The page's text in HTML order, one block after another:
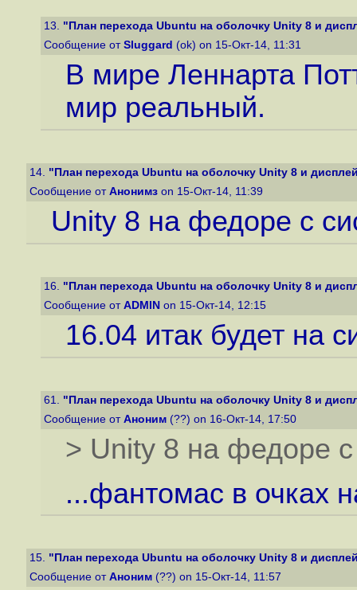
13. "План перехода Ubuntu на оболочку Unity 8 и
Сообщение от Sluggard (ok) on 15-Окт-14, 11:31
В мире Леннарта
мир реальный.
14. "План перехода Ubuntu на оболочку Unity 8 и
Сообщение от Анонимз on 15-Окт-14, 11:39
Unity 8 на федоре с
16. "План перехода Ubuntu на оболочку Unity 8 и
Сообщение от ADMIN on 15-Окт-14, 12:15
16.04 итак будет на
61. "План перехода Ubuntu на оболочку Unity 8 и
Сообщение от Аноним (??) on 16-Окт-14, 17:50
> Unity 8 на федоре
...фантомас в очках
15. "План перехода Ubuntu на оболочку Unity 8 и
Сообщение от Аноним (??) on 15-Окт-14, 11:57